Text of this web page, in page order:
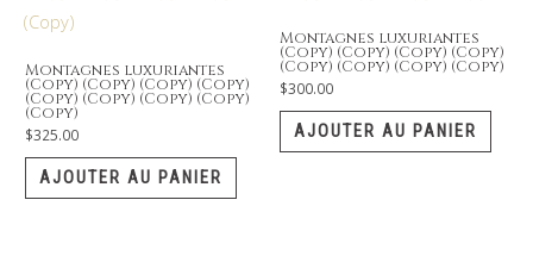
Montagnes luxuriantes
(Copy) (Copy) (Copy) (Copy)
(Copy) (Copy) (Copy) (Copy)
(Copy)
$325.00
AJOUTER AU PANIER
Montagnes luxuriantes
(Copy) (Copy) (Copy) (Copy)
(Copy) (Copy) (Copy) (Copy)
$300.00
AJOUTER AU PANIER